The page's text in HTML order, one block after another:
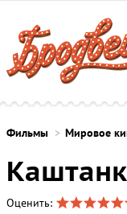
Фильмы Мировое
Оценить: